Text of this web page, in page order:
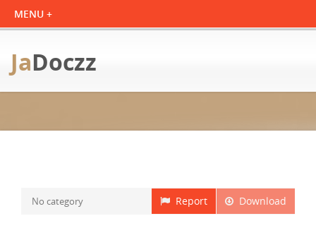
JaDoczz
Download
Report
No category